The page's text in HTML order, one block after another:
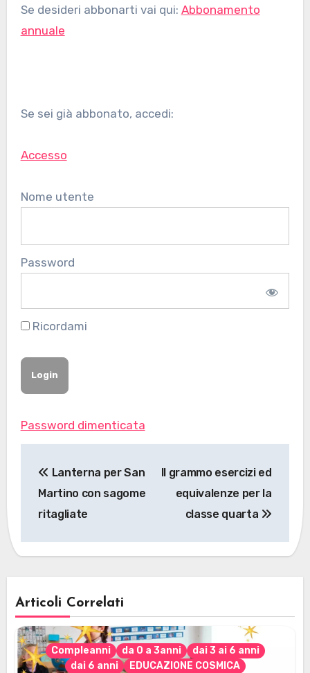
Se desideri abbonarti vai qui: Abbonamento
annuale
Se sei già abbonato, accedi:
Accesso
Nome utente
Password
Ricordami
Password dimenticata
articoli
Lanterna per San
Martino con sagome
ritagliate
Il grammo esercizi ed
equivalenze per la
classe quarta
Articoli Correlati
Compleanni da 0 a 3anni
dai 3 ai 6 anni
dai 6 anni
EDUCAZIONE COSMICA